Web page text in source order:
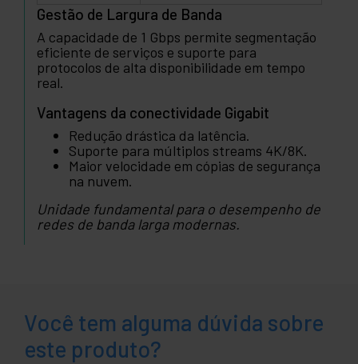
Gestão de Largura de Banda
A capacidade de 1 Gbps permite segmentação
eficiente de serviços e suporte para
protocolos de alta disponibilidade em tempo
real.
Vantagens da conectividade Gigabit
Redução drástica da latência.
Suporte para múltiplos streams 4K/8K.
Maior velocidade em cópias de segurança
na nuvem.
Unidade fundamental para o desempenho de
redes de banda larga modernas.
Você tem alguma dúvida sobre
este produto?